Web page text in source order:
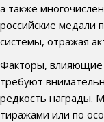
а также
российские медали
системы, отражая
Факторы, влияющие
требуют
редкость награды.
тиражами или по